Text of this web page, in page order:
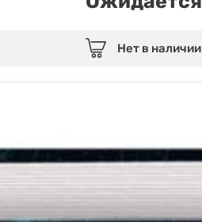
Нет в наличии